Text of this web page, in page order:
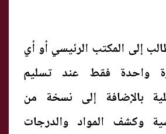
إلى المكتب الرئيسي أو أي
واحدة فقط عند تسليم
بالإضافة إلى نسخة من
وكشف المواد والدرجات